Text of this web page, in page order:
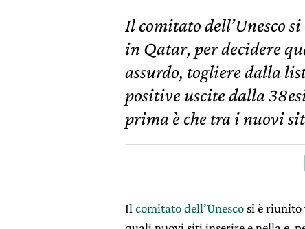
Il comitato dell’Unesco
in Qatar, per decidere
assurdo, togliere dalla
positive uscite dalla
prima è che tra i nuovi
Il comitato dell’Unesco si è riunito